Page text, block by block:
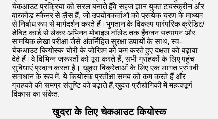
चेकआउट प्रक्रिया को सरल बनाते हैंवे सहज ज्ञान युक्त टचस्क्रीन और
बारकोड स्कैनर से लैस हैं, जो उपयोगकर्ताओं को प्रत्येक चरण के माध्यम
से निर्बाध रूप से मार्गदर्शन करते हैं।भुगतान के विकल्प पारंपरिक क्रेडिट/
डेबिट कार्ड से लेकर अभिनव मोबाइल वॉलेट तक हैंवजन सत्यापन और
सामयिक लेखा परीक्षा जैसे अंतर्निहित सुरक्षा उपायों के साथ, स्व-
चेकआउट कियोस्क चोरी के जोखिम को कम करते हुए दक्षता को बढ़ावा
देते हैं।वे विभिन्न जरूरतों को पूरा करते हैं, सभी ग्राहकों के लिए पहुंच
सुविधाएं प्रदान करता है। खुदरा विक्रेताओं के लिए एक लागत प्रभावी
समाधान के रूप में, ये कियोस्क प्रतीक्षा समय को कम करते हैं और
ग्राहकों की समग्र संतुष्टि को बढ़ाते हैं,खुदरा प्रौद्योगिकी में महत्वपूर्ण
विकास का संकेत.
खुदरा के लिए चेकआउट कियोस्क